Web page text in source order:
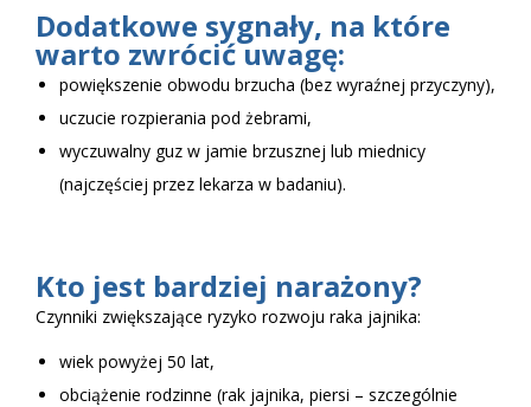
Dodatkowe sygnały, na które
warto zwrócić uwagę:
powiększenie obwodu brzucha (bez wyraźnej przyczyny),
uczucie rozpierania pod żebrami,
wyczuwalny guz w jamie brzusznej lub miednicy
(najczęściej przez lekarza w badaniu).
Kto jest bardziej narażony?
Czynniki zwiększające ryzyko rozwoju raka jajnika:
wiek powyżej 50 lat,
obciążenie rodzinne (rak jajnika, piersi – szczególnie